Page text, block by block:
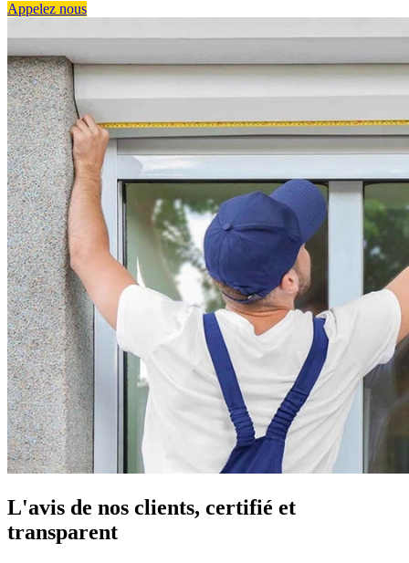
Appelez nous
L'avis de nos clients, certifié et
transparent